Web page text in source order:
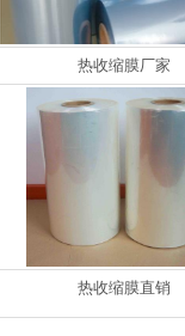
热收缩膜厂家
热收缩膜直销